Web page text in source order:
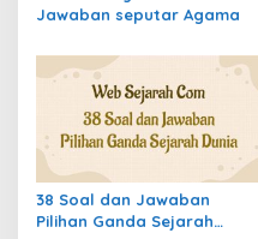
Jawaban seputar Agama
38 Soal dan Jawaban
Pilihan Ganda Sejarah